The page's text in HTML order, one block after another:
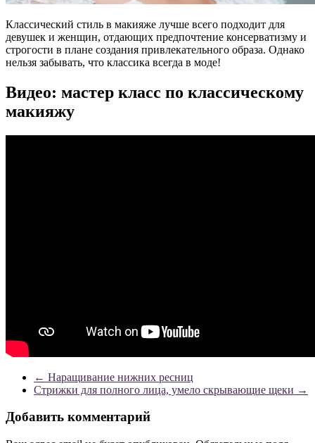
Классический стиль в макияже лучше всего подходит для
девушек и женщин, отдающих предпочтение консерватизму и
строгости в плане создания привлекательного образа. Однако
нельзя забывать, что классика всегда в моде!
Видео: мастер класс по классическому
макияжу
← Наращивание нижних ресниц
Стрижки для полного лица, умело скрывающие щеки →
Добавить комментарий